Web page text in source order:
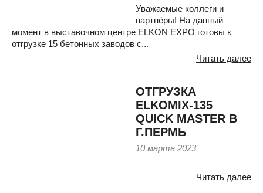
Уважаемые коллеги и
партнёры! На данный
момент в выставочном центре ELKON EXPO готовы к
отгрузке 15 бетонных заводов с...
Читать далее
ОТГРУЗКА
ELKOMIX-135
QUICK MASTER В
Г.ПЕРМЬ
10 марта 2023
Читать далее